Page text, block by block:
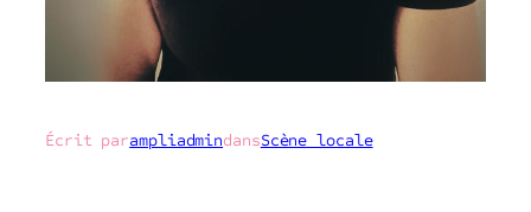
Écrit parampliadmindansScène locale